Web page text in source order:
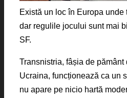
Există un loc în Europa unde
dar regulile jocului sunt mai
SF.
Transnistria, fâșia de pământ
Ucraina, funcționează ca un
nu apare pe nicio hartă